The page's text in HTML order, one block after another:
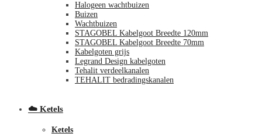
Halogeen wachtbuizen
Buizen
Wachtbuizen
STAGOBEL Kabelgoot Breedte 120mm
STAGOBEL Kabelgoot Breedte 70mm
Kabelgoten grijs
Legrand Design kabelgoten
Tehalit verdeelkanalen
TEHALIT bedradingskanalen
☁️ Ketels
Ketels